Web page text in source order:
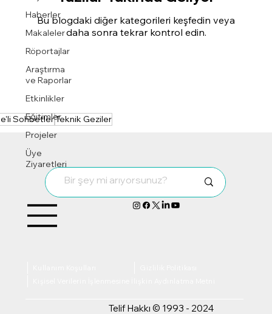
Haberler
Makaleler
Röportajlar
Araştırma
ve Raporlar
Etkinlikler
Eğitimler
Projeler
Üye
Ziyaretleri
Bu blogdaki diğer kategorileri keşfedin veya
daha sonra tekrar kontrol edin.
SohbetlerTeknik Geziler
Telif Hakkı © 1993 - 2024